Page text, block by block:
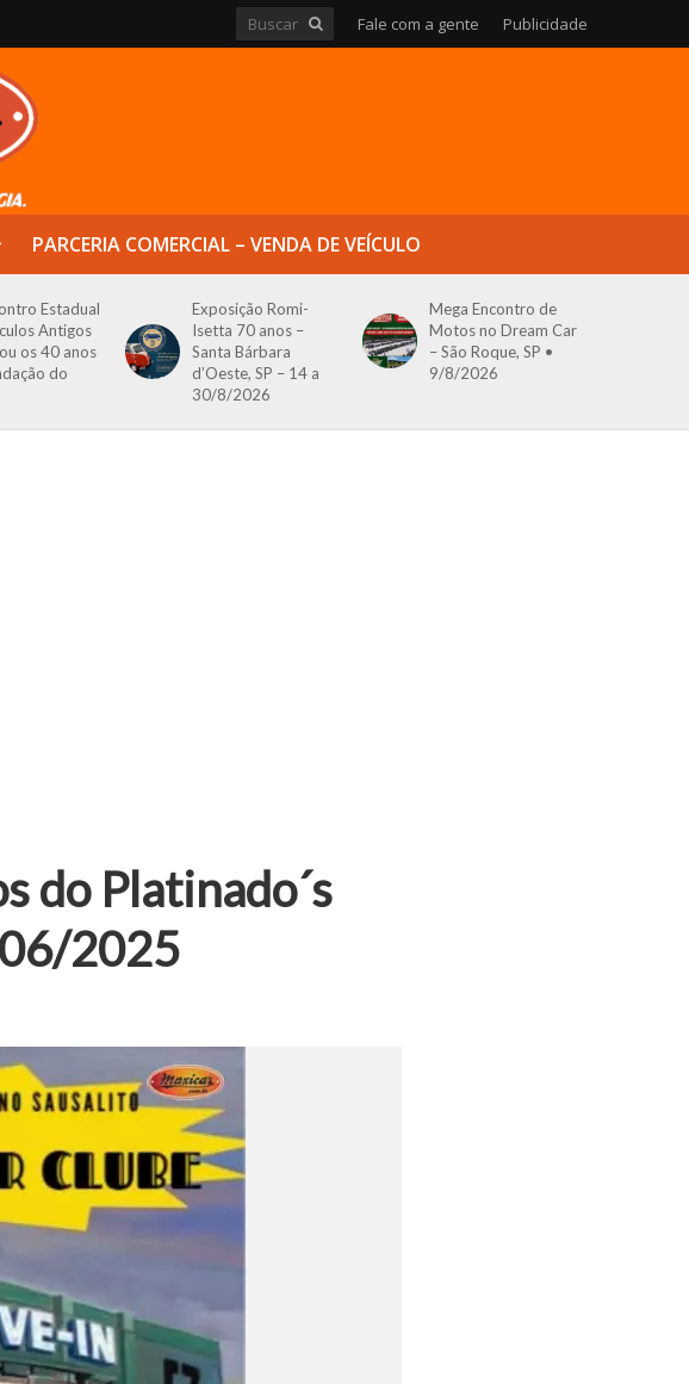
Fale com a gente Publicidade
PARCERIA COMERCIAL – VENDA DE VEÍCULO
Estadual
Antigos
os 40 anos
do
Exposição Romi-
Isetta 70 anos –
Santa Bárbara
d’Oeste, SP – 14 a
30/8/2026
Mega Encontro de
Motos no Dream Car
– São Roque, SP •
9/8/2026
do Platinado´s
2025